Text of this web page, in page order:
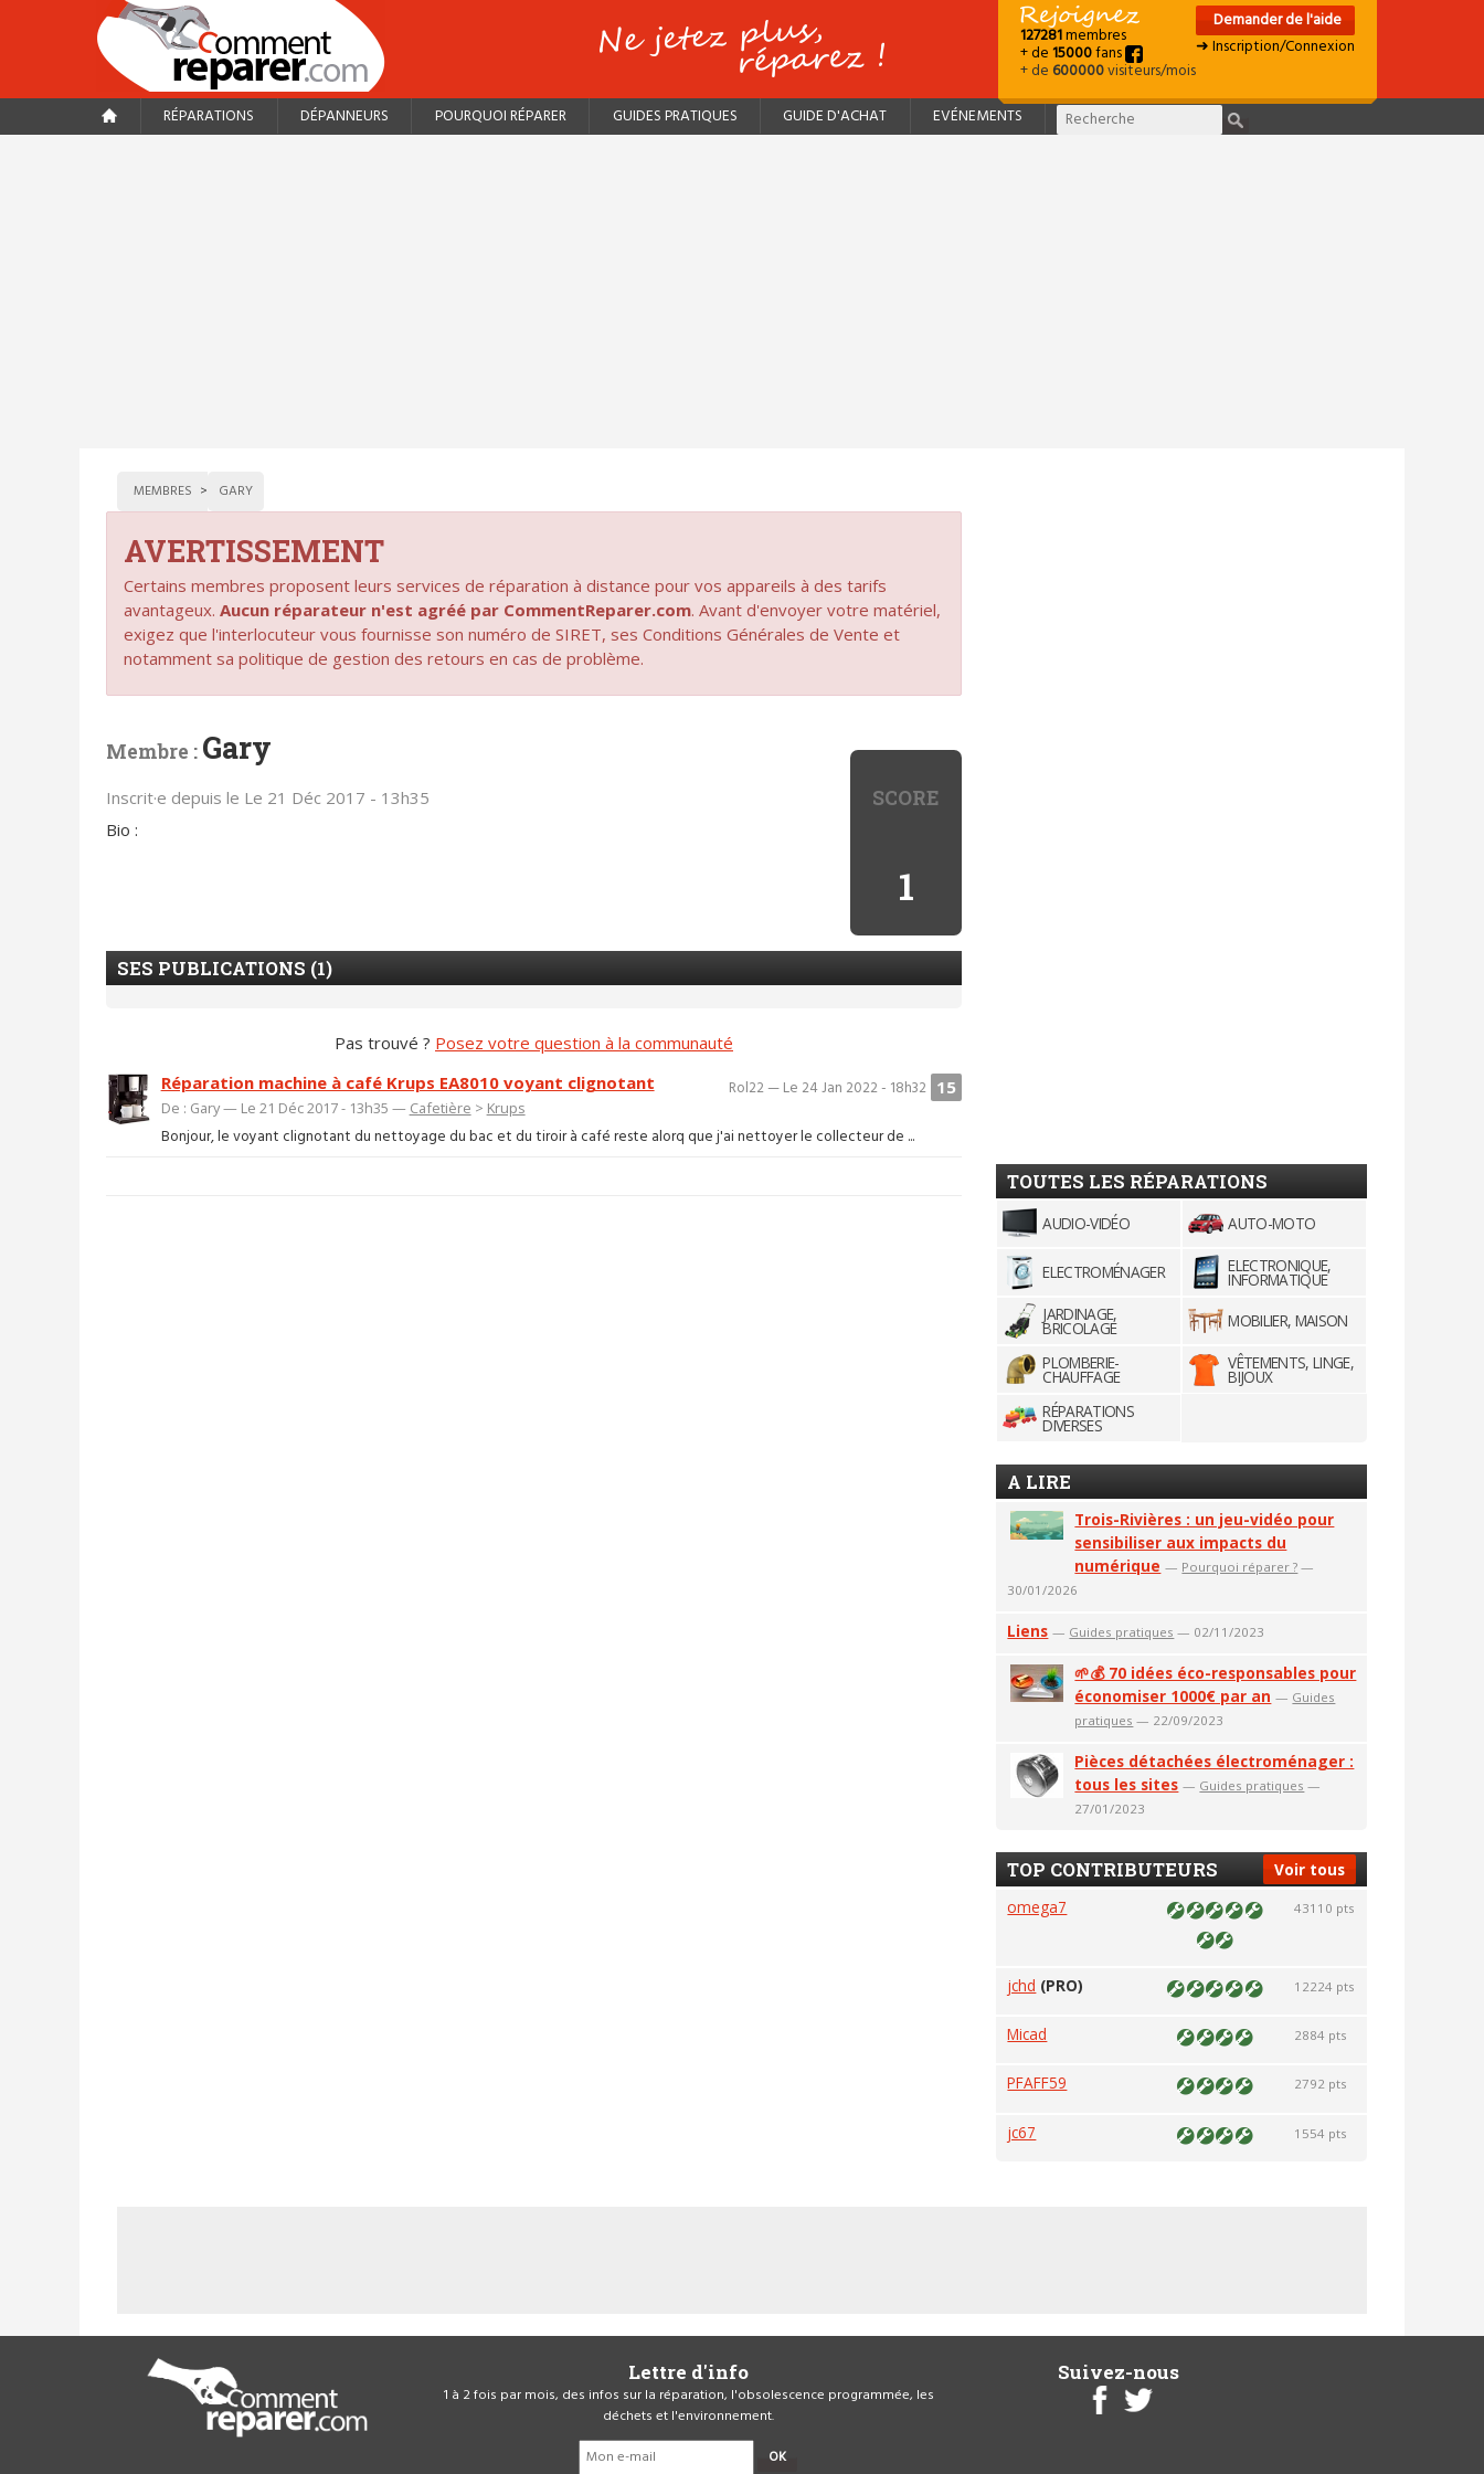
127281membres
+ de15000fans
+ de600000visiteurs/mois
Demander de l'aide
➜ Inscription/Connexion
RÉPARATIONS DÉPANNEURS POURQUOI RÉPARER GUIDES PRATIQUES GUIDE D'ACHAT EVÉNEMENTS
MEMBRES GARY
AVERTISSEMENT
Certains membres proposent leurs services de réparation à distance pour vos appareils à des tarifs
avantageux. Aucun réparateur n'est agréé par CommentReparer.com. Avant d'envoyer votre matériel,
exigez que l'interlocuteur vous fournisse son numéro de SIRET, ses Conditions Générales de Vente et
notamment sa politique de gestion des retours en cas de problème.
SCORE
1
Membre : Gary
Inscrit·e depuis le Le 21 Déc 2017 - 13h35
Bio :
SES PUBLICATIONS (1)
Pas trouvé ? Posez votre question à la communauté
15
Rol22 — Le 24 Jan 2022 - 18h32
Réparation machine à café Krups EA8010 voyant clignotant
De : Gary — Le 21 Déc 2017 - 13h35 — Cafetière > Krups
Bonjour, le voyant clignotant du nettoyage du bac et du tiroir à café reste alorq que j'ai nettoyer le collecteur de ...
TOUTES LES RÉPARATIONS
AUDIO-VIDÉO AUTO-MOTO
ELECTROMÉNAGER ELECTRONIQUE,
INFORMATIQUE
JARDINAGE,
BRICOLAGE
MOBILIER, MAISON
PLOMBERIE-
CHAUFFAGE
VÊTEMENTS, LINGE,
BIJOUX
RÉPARATIONS
DIVERSES
A LIRE
Trois-Rivières : un jeu-vidéo pour
sensibiliser aux impacts du
numérique — Pourquoi réparer ? —
30/01/2026
Liens — Guides pratiques — 02/11/2023
🌱💰 70 idées éco-responsables pour
économiser 1000€ par an — Guides
pratiques — 22/09/2023
Pièces détachées électroménager :
tous les sites — Guides pratiques —
27/01/2023
Voir tous
TOP CONTRIBUTEURS
omega7 43110 pts
jchd (PRO) 12224 pts
Micad 2884 pts
PFAFF59 2792 pts
jc67 1554 pts
Lettre d'info
1 à 2 fois par mois, des infos sur la réparation, l'obsolescence programmée, les
déchets et l'environnement.
OK
Suivez-nous